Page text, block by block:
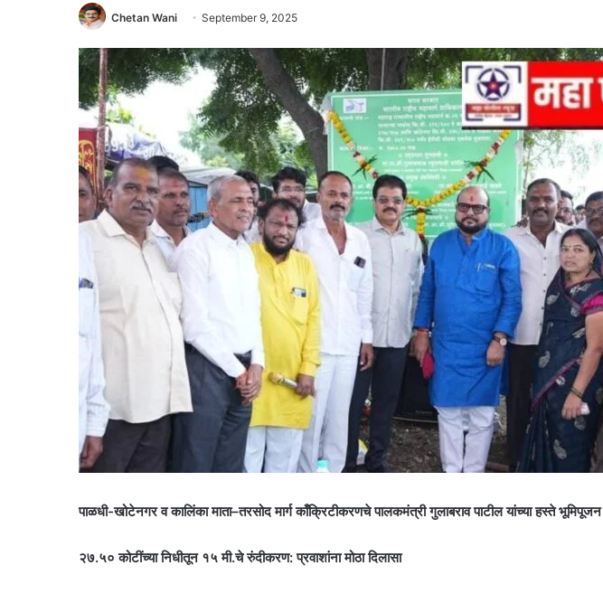
Chetan Wani September 9, 2025
पाळधी-खोटेनगर व कालिंका माता–तरसोद मार्ग काँक्रिटीकरणचे पालकमंत्री गुलाबराव पाटील यांच्या हस्ते भूमिपूजन
२७.५० कोटींच्या निधीतून १५ मी.चे रुंदीकरण: प्रवाशांना मोठा दिलासा